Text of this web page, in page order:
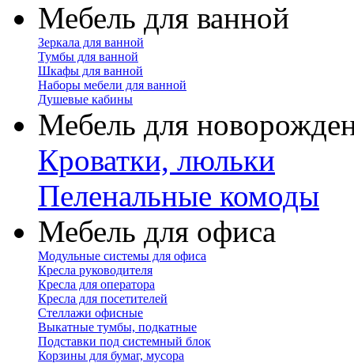
Мебель для ванной
Зеркала для ванной
Тумбы для ванной
Шкафы для ванной
Наборы мебели для ванной
Душевые кабины
Мебель для
Кроватки, люльки
Пеленальные комоды
Мебель для офиса
Модульные системы для офиса
Кресла руководителя
Кресла для оператора
Кресла для посетителей
Стеллажи офисные
Выкатные тумбы, подкатные
Подставки под системный блок
Корзины для бумаг, мусора